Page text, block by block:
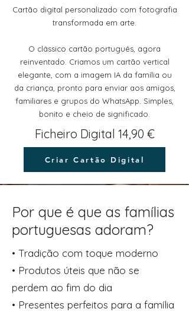
Cartão digital personalizado com fotografia
transformada em arte.
O clássico cartão português, agora
reinventado. Criamos um cartão vertical
elegante, com a imagem IA da família ou
da criança, pronto para enviar aos amigos,
familiares e grupos do WhatsApp. Simples,
bonito e cheio de significado.
Ficheiro Digital 14,90 €
Criar Cartão Digital
Por que é que as famílias
portuguesas adoram?
• Tradição com toque moderno
• Produtos úteis que não se
perdem ao fim do dia
• Presentes perfeitos para a família